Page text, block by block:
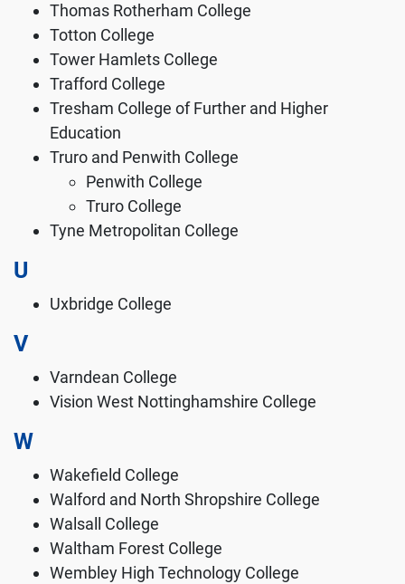
Thomas Rotherham College
Totton College
Tower Hamlets College
Trafford College
Tresham College of Further and Higher
Education
Truro and Penwith College
Penwith College
Truro College
Tyne Metropolitan College
U
Uxbridge College
V
Varndean College
Vision West Nottinghamshire College
W
Wakefield College
Walford and North Shropshire College
Walsall College
Waltham Forest College
Wembley High Technology College